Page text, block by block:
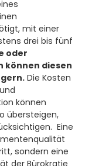
mit einer
drei bis fünf
oder
können diesen
Die Kosten
können
übersteigen,
Eine
sondern eine
der Bürokratie